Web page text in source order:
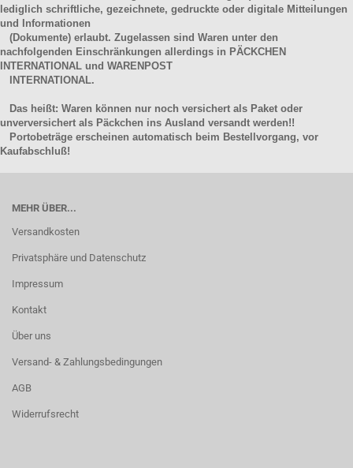
lediglich schriftliche, gezeichnete, gedruckte oder digitale Mitteilungen
und Informationen
(Dokumente) erlaubt. Zugelassen sind Waren unter den
nachfolgenden Einschränkungen allerdings in PÄCKCHEN
INTERNATIONAL und WARENPOST
INTERNATIONAL.
Das heißt: Waren können nur noch versichert als Paket oder
unverversichert als Päckchen ins Ausland versandt werden!!
Portobeträge erscheinen automatisch beim Bestellvorgang, vor
Kaufabschluß!
MEHR ÜBER...
Versandkosten
Privatsphäre und Datenschutz
Impressum
Kontakt
Über uns
Versand- & Zahlungsbedingungen
AGB
Widerrufsrecht